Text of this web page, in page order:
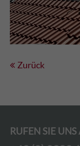
Zurück
RUFEN SIE UNS